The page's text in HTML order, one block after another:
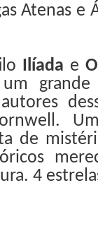
Atenas e
Ilíada e
de
4